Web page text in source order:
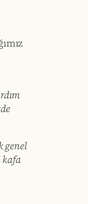
genel
kafa